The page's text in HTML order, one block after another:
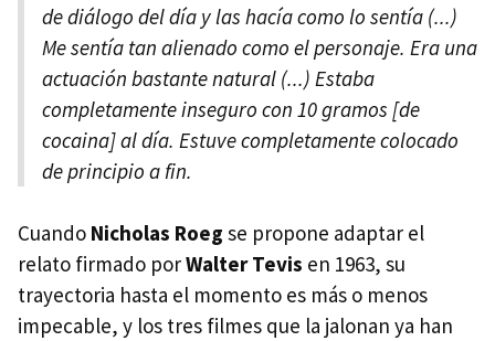
de diálogo del día y las hacía como lo sentía (...)
Me sentía tan alienado como el personaje. Era una
actuación bastante natural (...) Estaba
completamente inseguro con 10 gramos [de
cocaina] al día. Estuve completamente colocado
de principio a fin.
Cuando Nicholas Roeg se propone adaptar el
relato firmado porWalter Tevis en 1963, su
trayectoria hasta el momento es más o menos
impecable, y los tres filmes que la jalonan ya han